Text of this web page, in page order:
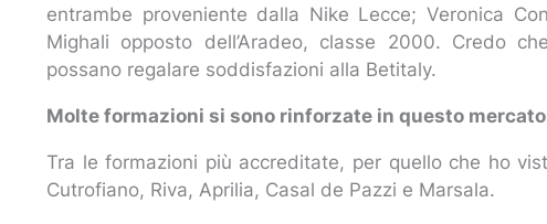
entrambe proveniente dalla Nike Lecce; Veronica
Mighali opposto dell’Aradeo, classe 2000. Credo
possano regalare soddisfazioni alla Betitaly.
Molte formazioni si sono rinforzate in questo
Tra le formazioni più accreditate, per quello che ho
Cutrofiano, Riva, Aprilia, Casal de Pazzi e Marsala.